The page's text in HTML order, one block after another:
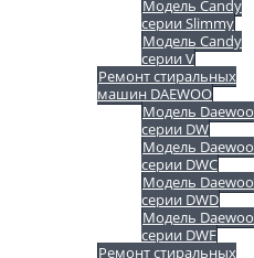
Модель Candy
серии Slimmy
Модель Candy
серии V
Ремонт стиральных
машин DAEWOO
Модель Daewoo
серии DW
Модель Daewoo
серии DWC
Модель Daewoo
серии DWD
Модель Daewoo
серии DWF
Ремонт стиральных